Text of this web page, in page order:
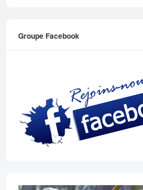
Groupe Facebook